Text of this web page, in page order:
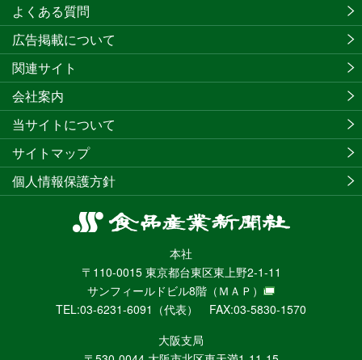
食
産
業
新
聞
社
ニ
本社
〒110-0015 東京都台東区東上野2-1-11
サンフィールドビル8階 （ＭＡＰ）
TEL:03-6231-6091（代表） FAX:03-5830-1570
大阪支局
よくある質問
広告掲載について
関連サイト
会社案内
当サイトについて
サイトマップ
個人情報保護方針